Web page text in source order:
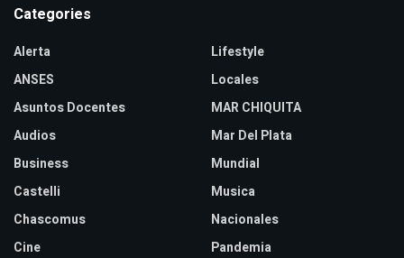
Categories
Alerta
ANSES
Asuntos Docentes
Audios
Business
Castelli
Chascomus
Cine
Lifestyle
Locales
MAR CHIQUITA
Mar Del Plata
Mundial
Musica
Nacionales
Pandemia